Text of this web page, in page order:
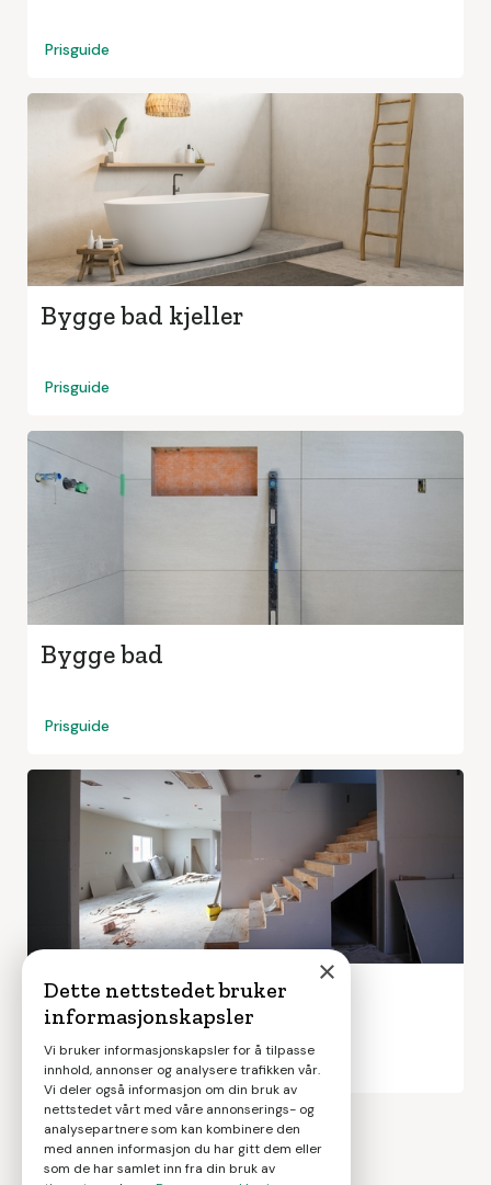
Prisguide
Bygge bad kjeller
Prisguide
Bygge bad
Prisguide
Totalrenovering hus
Prisguide
Neste
×
Dette nettstedet bruker
informasjonskapsler
Vi bruker informasjonskapsler for å tilpasse
innhold, annonser og analysere trafikken vår.
Vi deler også informasjon om din bruk av
nettstedet vårt med våre annonserings- og
analysepartnere som kan kombinere den
med annen informasjon du har gitt dem eller
som de har samlet inn fra din bruk av